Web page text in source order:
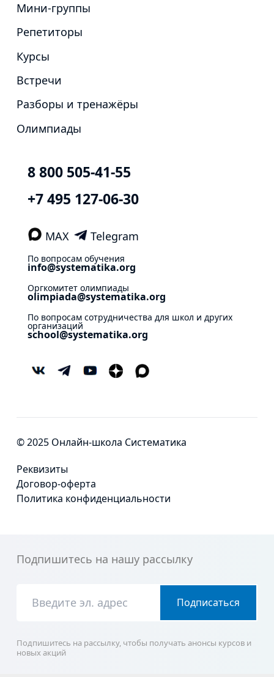
Мини-группы
Репетиторы
Курсы
Встречи
Разборы и тренажёры
Олимпиады
8 800 505-41-55
+7 495 127-06-30
MAX Telegram
По вопросам обучения
info@systematika.org
Оргкомитет олимпиады
olimpiada@systematika.org
По вопросам сотрудничества для школ и других
организаций
school@systematika.org
© 2025 Онлайн-школа Систематика
Реквизиты
Договор-оферта
Политика конфиденциальности
Подпишитесь на нашу рассылку
Подписаться
Подпишитесь на рассылку, чтобы получать анонсы курсов и
новых акций